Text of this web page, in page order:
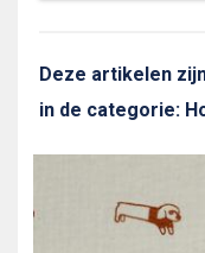
Deze artikelen
in de categorie: